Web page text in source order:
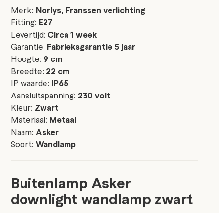
Merk: Norlys, Franssen verlichting
Fitting: E27
Levertijd: Circa 1 week
Garantie: Fabrieksgarantie 5 jaar
Hoogte: 9 cm
Breedte: 22 cm
IP waarde: IP65
Aansluitspanning: 230 volt
Kleur: Zwart
Materiaal: Metaal
Naam: Asker
Soort:Wandlamp
Buitenlamp Asker
downlight wandlamp zwart